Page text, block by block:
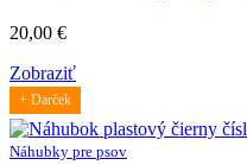
20,00 €
Zobraziť
+ Darček
Náhubky pre psov